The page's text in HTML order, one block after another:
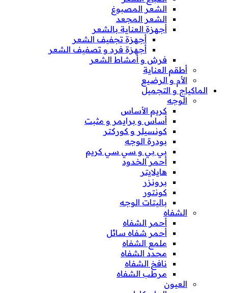
الشعر المصبوغ
الشعر المجعد
أجهزة العناية بالشعر
أجهزة تجفيف الشعر
أجهزة فرد و تصفيف الشعر
فرش و أمشاط الشعر
أطقم العناية
الأم و الرضيع
الماكياج و التجميل
الوجه
كريم الأساس
أساس و برايمر و مثبت
كونسيلر و كوركتر
بودرة الوجه
بي بي و سي سي كريم
أحمر الخدود
هايلايتر
برونزر
كونتور
باليتات الوجه
الشفاه
أحمر الشفاه
أحمر شفاه سائل
ملمع الشفاه
محدد الشفاه
نافخ الشفاه
مرطب الشفاه
العيون